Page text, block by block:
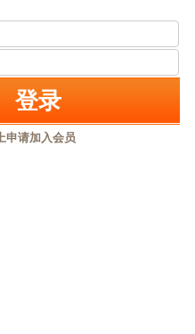
登录
申请加入会员